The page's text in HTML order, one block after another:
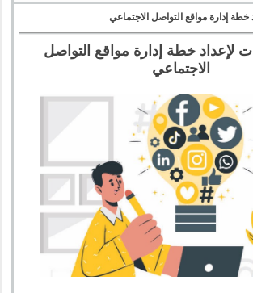
خطة إدارة مواقع التواصل الاجتماعي
لإعداد خطة إدارة مواقع التواصل
الاجتماعي